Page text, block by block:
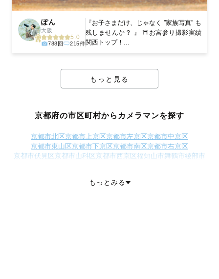
ぽん
大阪
5.0
788回 215件
『お子さまだけ、じゃなく ”家族写真” も
残しませんか？ 』 ⛩お宮参り撮影実績
関西トップ！...
もっと見る
京都府の市区町村からカメラマンを探す
京都市北区京都市上京区京都市左京区京都市中京区
京都市東山区京都市下京区京都市南区京都市右京区
京都市伏見区京都市山科区京都市西京区福知山市舞鶴市綾部市
相楽郡笠置町相楽郡和束町
もっとみる